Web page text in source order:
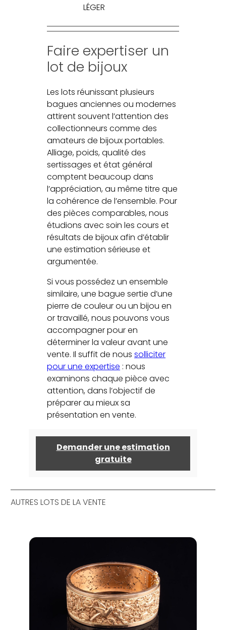
LÉGER
Faire expertiser un
lot de bijoux
Les lots réunissant plusieurs
bagues anciennes ou modernes
attirent souvent l’attention des
collectionneurs comme des
amateurs de bijoux portables.
Alliage, poids, qualité des
sertissages et état général
comptent beaucoup dans
l’appréciation, au même titre que
la cohérence de l’ensemble. Pour
des pièces comparables, nous
étudions avec soin les cours et
résultats de bijoux afin d’établir
une estimation sérieuse et
argumentée.
Si vous possédez un ensemble
similaire, une bague sertie d’une
pierre de couleur ou un bijou en
or travaillé, nous pouvons vous
accompagner pour en
déterminer la valeur avant une
vente. Il suffit de noussolliciter
pour une expertise : nous
examinons chaque pièce avec
attention, dans l’objectif de
préparer au mieux sa
présentation en vente.
Demander une estimation
gratuite
AUTRES LOTS DE LA VENTE